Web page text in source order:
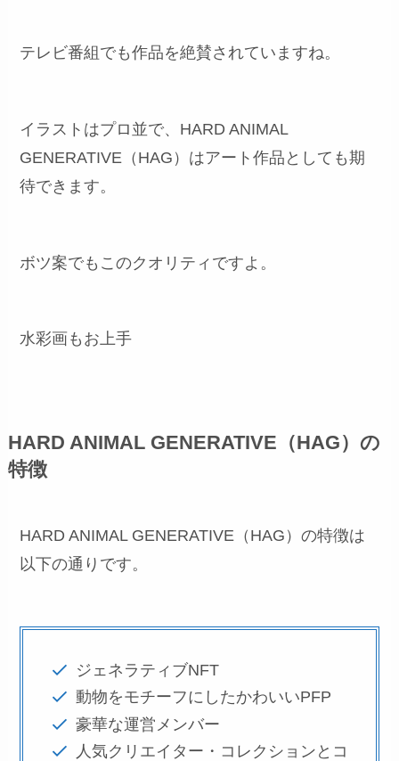
テレビ番組でも作品を絶賛されていますね。
イラストはプロ並で、HARD ANIMAL
GENERATIVE（HAG）はアート作品としても期
待できます。
ボツ案でもこのクオリティですよ。
水彩画もお上手
HARD ANIMAL GENERATIVE（HAG）の
特徴
HARD ANIMAL GENERATIVE（HAG）の特徴は
以下の通りです。
ジェネラティブNFT
動物をモチーフにしたかわいいPFP
豪華な運営メンバー
人気クリエイター・コレクションとコ